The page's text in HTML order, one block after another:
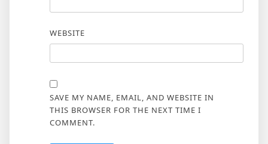
WEBSITE
SAVE MY NAME, EMAIL, AND WEBSITE IN
THIS BROWSER FOR THE NEXT TIME I
COMMENT.